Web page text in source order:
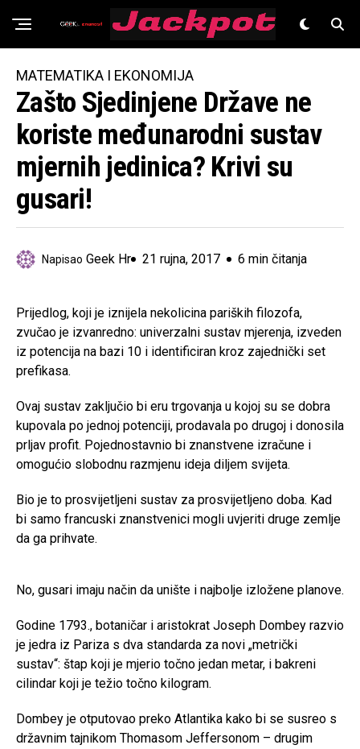
Znanost
MATEMATIKA I EKONOMIJA
Zašto Sjedinjene Države ne
koriste međunarodni sustav
mjernih jedinica? Krivi su
gusari!
Napisao Geek Hr 21 rujna, 2017 6 min čitanja
Prijedlog, koji je iznijela nekolicina pariških filozofa,
zvučao je izvanredno: univerzalni sustav mjerenja, izveden
iz potencija na bazi 10 i identificiran kroz zajednički set
prefikasa.
Ovaj sustav zaključio bi eru trgovanja u kojoj su se dobra
kupovala po jednoj potenciji, prodavala po drugoj i donosila
prljav profit. Pojednostavnio bi znanstvene izračune i
omogućio slobodnu razmjenu ideja diljem svijeta.
Bio je to prosvijetljeni sustav za prosvijetljeno doba. Kad
bi samo francuski znanstvenici mogli uvjeriti druge zemlje
da ga prihvate.
No, gusari imaju način da unište i najbolje izložene planove.
Godine 1793., botaničar i aristokrat Joseph Dombey razvio
je jedra iz Pariza s dva standarda za novi „metrički
sustav“: štap koji je mjerio točno jedan metar, i bakreni
cilindar koji je težio točno kilogram.
Dombey je otputovao preko Atlantika kako bi se susreo s
državnim tajnikom Thomasom Jeffersonom – drugim